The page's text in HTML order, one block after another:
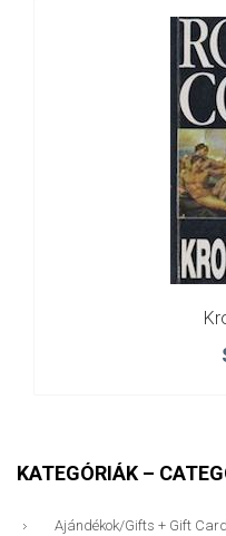
KATEGÓRIÁK –
Ajándékok/gifts + Gift